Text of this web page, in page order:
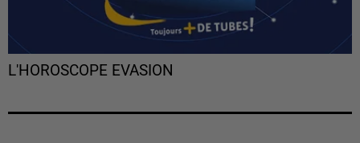
L'HOROSCOPE EVASION